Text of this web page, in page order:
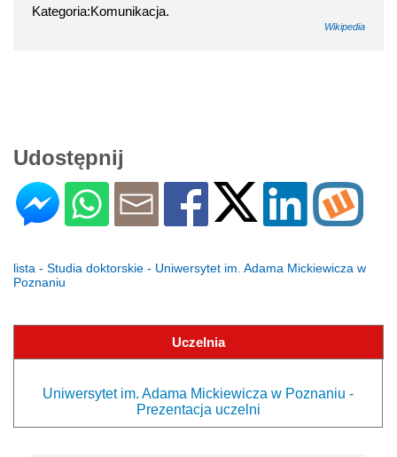
Kategoria:Komunikacja.
Wikipedia
Udostępnij
lista - Studia doktorskie - Uniwersytet im. Adama Mickiewicza w
Poznaniu
Uczelnia
Uniwersytet im. Adama Mickiewicza w Poznaniu -
Prezentacja uczelni